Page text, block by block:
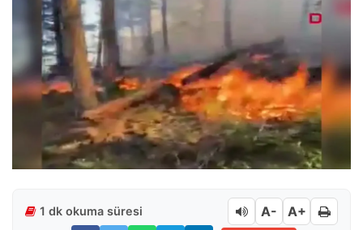
1 dk okuma süresi A- A+